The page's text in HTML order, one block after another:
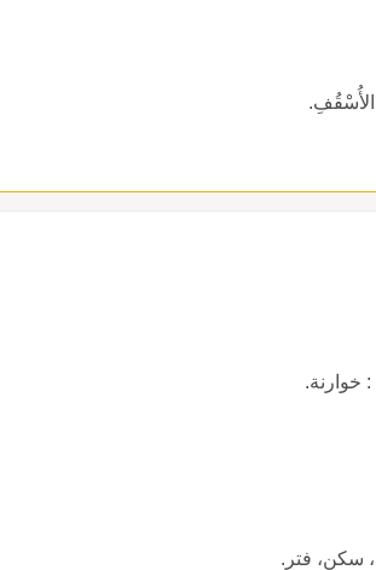
الأُسْقُفِ.
خوارنة.
سكن، فتر.